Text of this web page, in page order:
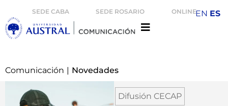
SEDE CABA SEDE ROSARIO ONLINE
Comunicación | Novedades
Difusión CECAP
EN ES